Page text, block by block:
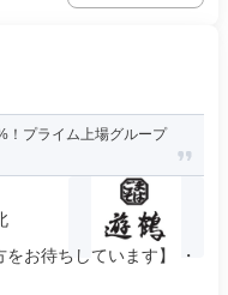
！プライム上場グループ
お待ちしています】 ・